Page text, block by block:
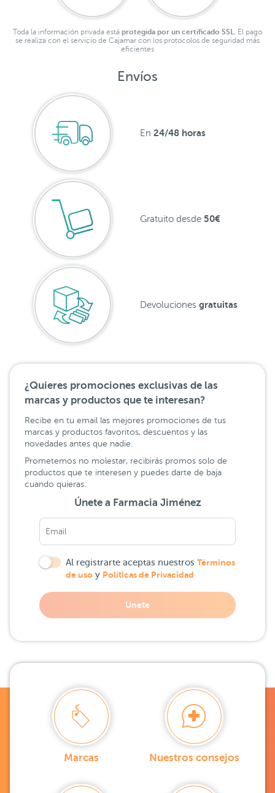
Toda la información privada está protegida por un certificado SSL. El pago
se realiza con el servicio de Cajamar con los protocolos de seguridad más
eficientes
Envíos
En 24/48 horas
Gratuito desde 50€
Devoluciones gratuitas
¿Quieres promociones exclusivas de las
marcas y productos que te interesan?
Recibe en tu email las mejores promociones de tus
marcas y productos favoritos, descuentos y las
novedades antes que nadie.
Prometemos no molestar, recibirás promos solo de
productos que te interesen y puedes darte de baja
cuando quieras.
Únete a Farmacia Jiménez
Al registrarte aceptas nuestros Términos
de uso y Políticas de Privacidad
Unete
Marcas Nuestros consejos